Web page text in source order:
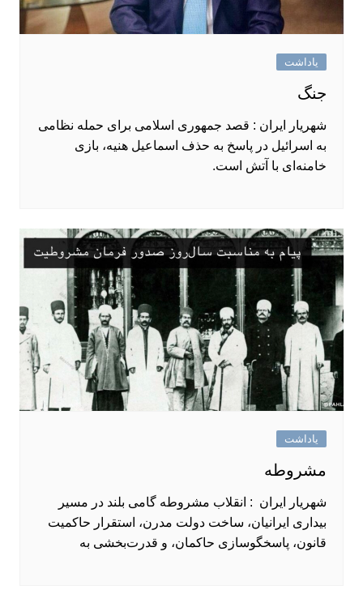
یاداشت
جنگ
شهریار ایران : قصد جمهوری اسلامی برای حمله نظامی
به اسرائیل در پاسخ به حذف اسماعیل هنیه، بازی
خامنه‌ای با آتش است.
یاداشت
مشروطه
شهریار ایران : انقلاب مشروطه گامی بلند در مسیر
بیداری ایرانیان، ساخت دولت مدرن، استقرار حاکمیت
قانون، پاسخگو‌سازی حاکمان، و قدرت‌بخشی به